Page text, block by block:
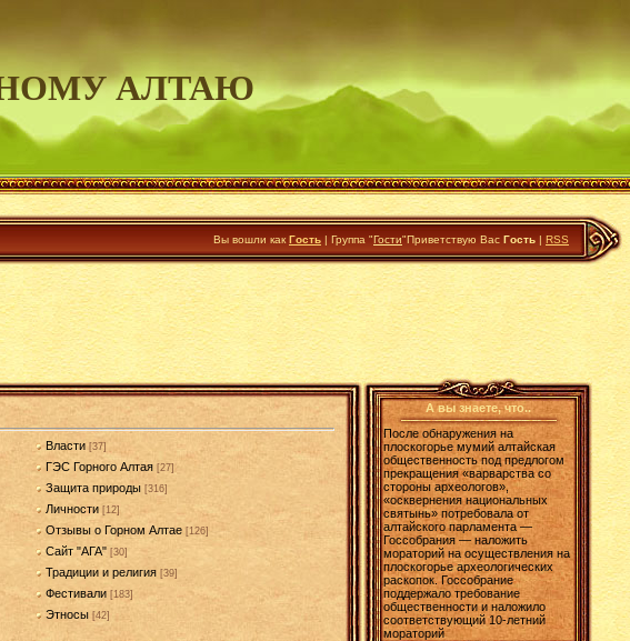
АЛТАЮ
Вы вошли как Гость | Группа "Гости"Приветствую Вас Гость | RSS
Власти [37]
ГЭС Горного Алтая [27]
Защита природы [316]
Личности [12]
Отзывы о Горном Алтае [126]
Сайт "АГА" [30]
Традиции и религия [39]
Фестивали [183]
Этносы [42]
А вы знаете, что..
После обнаружения на
плоскогорье мумий алтайская
общественность под предлогом
прекращения «варварства со
стороны археологов»,
«осквернения национальных
святынь» потребовала от
алтайского парламента —
Госсобрания — наложить
мораторий на осуществления на
плоскогорье археологических
раскопок. Госсобрание
поддержало требование
общественности и наложило
соответствующий 10-летний
мораторий